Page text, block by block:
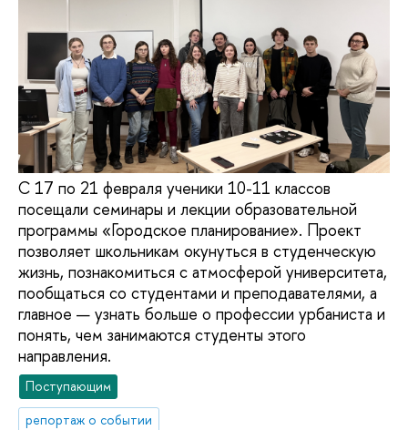
С 17 по 21 февраля ученики 10-11 классов
посещали семинары и лекции образовательной
программы «Городское планирование». Проект
позволяет школьникам окунуться в студенческую
жизнь, познакомиться с атмосферой университета,
пообщаться со студентами и преподавателями, а
главное — узнать больше о профессии урбаниста и
понять, чем занимаются студенты этого
направления.
Поступающим
репортаж о событии